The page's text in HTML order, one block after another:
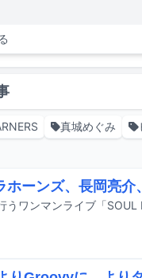
真城めぐみ
ーンズ、長岡亮介